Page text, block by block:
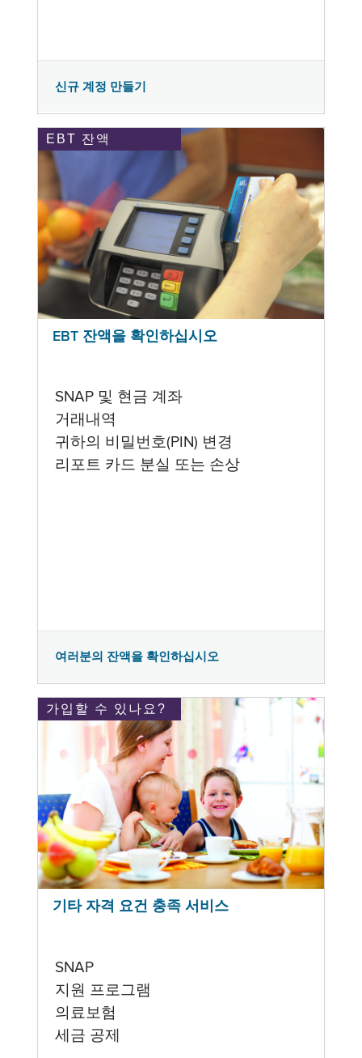
신규 계정 만들기
EBT 잔액
EBT 잔액을 확인하십시오
SNAP 및 현금 계좌
거래내역
귀하의 비밀번호(PIN) 변경
리포트 카드 분실 또는 손상
여러분의 잔액을 확인하십시오
가입할 수 있나요?
기타 자격 요건 충족 서비스
SNAP
지원 프로그램
의료보험
세금 공제